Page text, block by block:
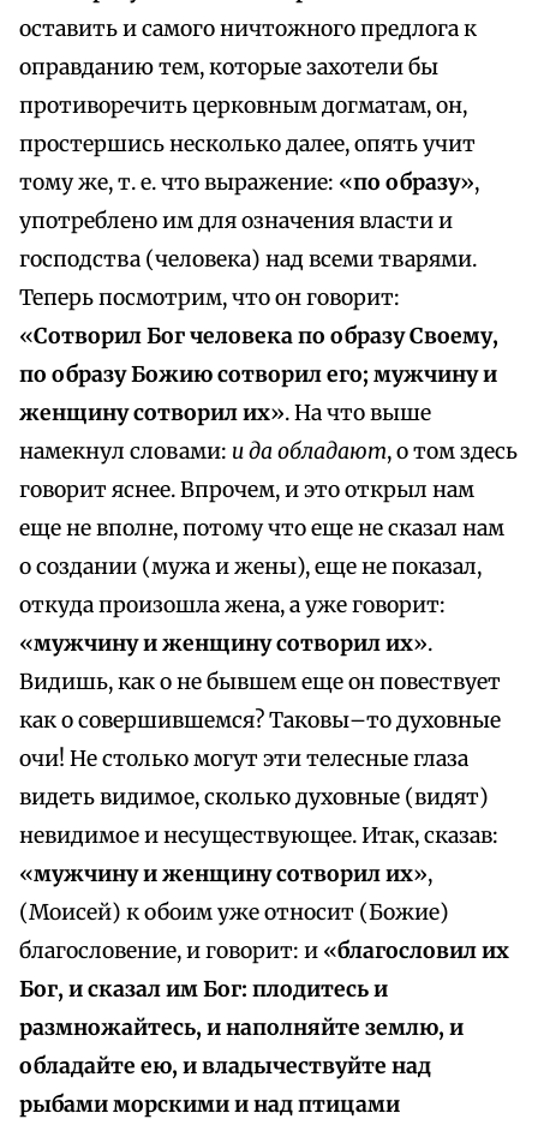
оставить и самого ничтожного предлога к
оправданию тем, которые захотели бы
противоречить церковным догматам, он,
простершись несколько далее, опять учит
тому же, т. е. что выражение: «по образу»,
употреблено им для означения власти и
господства (человека) над всеми тварями.
Теперь посмотрим, что он говорит:
«Сотворил Бог человека по образу Своему,
по образу Божию сотворил его; мужчину и
женщину сотворил их». На что выше
намекнул словами: и да обладают, о том здесь
говорит яснее. Впрочем, и это открыл нам
еще не вполне, потому что еще не сказал нам
о создании (мужа и жены), еще не показал,
откуда произошла жена, а уже говорит:
«мужчину и женщину сотворил их».
Видишь, как о не бывшем еще он повествует
как о совершившемся? Таковы–то духовные
очи! Не столько могут эти телесные глаза
видеть видимое, сколько духовные (видят)
невидимое и несуществующее. Итак, сказав:
«мужчину и женщину сотворил их»,
(Моисей) к обоим уже относит (Божие)
благословение, и говорит: и «благословил их
Бог, и сказал им Бог: плодитесь и
размножайтесь, и наполняйте землю, и
обладайте ею, и владычествуйте над
рыбами морскими и над птицами